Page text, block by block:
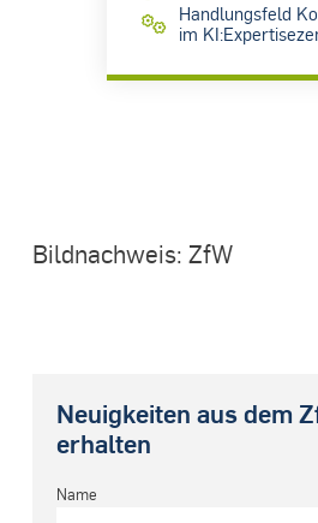
Handlungsfeld
im
Bildnachweis: ZfW
Neuigkeiten aus dem
erhalten
Name